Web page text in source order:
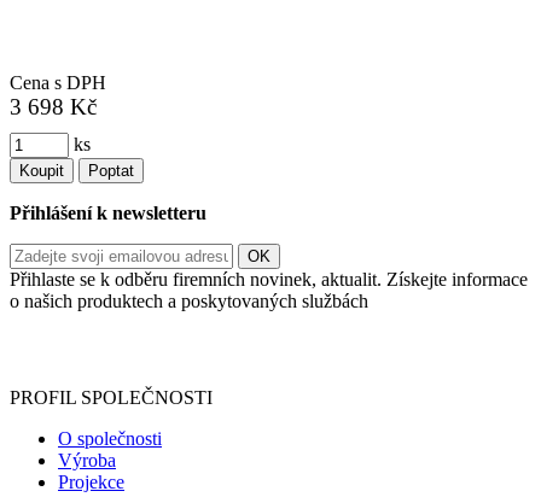
Cena s DPH
3 698 Kč
ks
Koupit Poptat
Přihlášení k newsletteru
Přihlaste se k odběru firemních novinek, aktualit. Získejte informace
o našich produktech a poskytovaných službách
PROFIL SPOLEČNOSTI
O společnosti
Výroba
Projekce